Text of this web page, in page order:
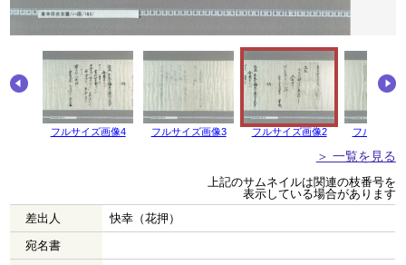
フルサイズ画像4 フルサイズ画像3 フルサイズ画像2 フルサイズ
＞ 一覧を見る
上記のサムネイルは関連の枝番号を
表示している場合があります
差出人
快幸（花押）
宛名書